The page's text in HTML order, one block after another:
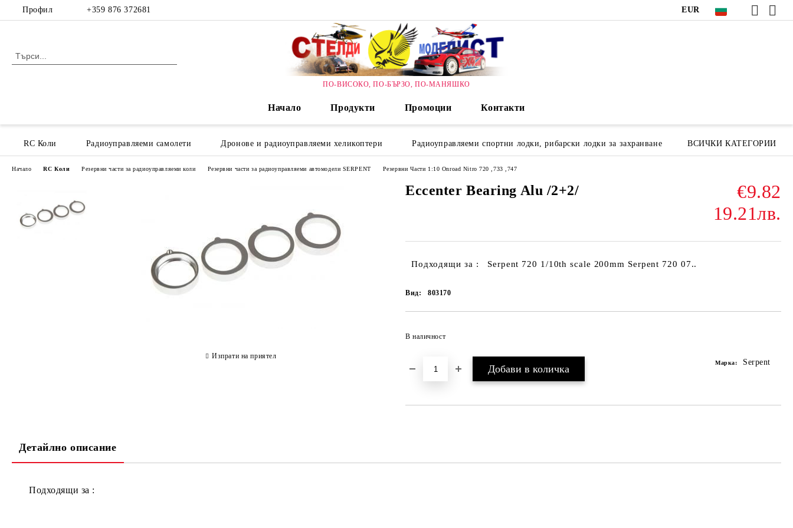
Профил +359 876 372681 EUR
ПО-ВИСОКО, ПО-БЪРЗО, ПО-МАНЯШКО
Начало Продукти Промоции Контакти
RC Коли Радиоуправляеми самолети Дронове и радиоуправляеми хеликоптери Радиоуправляеми спортни лодки, рибарски лодки за захранване ВСИЧКИ КАТЕГОРИИ
Начало RC Коли Резервни части за радиоуправляеми коли Резервни части за радиоуправляеми автомодели SERPENT Резервни Части 1:10 Onroad Nitro 720 ,733 ,747
Eccenter Bearing Alu /2+2/
€9.82
19.21лв.
Подходящи за : Serpent 720 1/10th scale 200mm Serpent 720 07..
Вид: 803170
В наличност
Марка: Serpent
Изпрати на приятел
Детайлно описание
Подходящи за :